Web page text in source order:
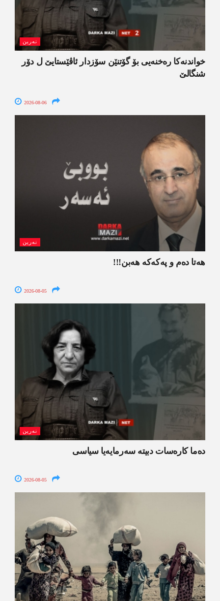
نەرین
خواندنه‌كا رەخنەیی بۆ گۆتنێن سۆزدار ئاڤێستایێ ل دۆر
شنگالێ
2026-08-06
نەرین
ھەتا دەم و پەکەکە ھەبن!!!
2026-08-05
نەرین
ده‌ما کاره‌سات دبیتە سه‌رمایه‌یا سیاسی
2026-08-05